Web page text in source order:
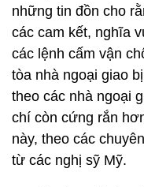
những tin đồn cho
các cam kết, nghĩa
các lệnh cấm vận
tòa nhà ngoại giao
theo các nhà ngoại
chí còn cứng rắn
này, theo các
từ các nghị sỹ Mỹ.